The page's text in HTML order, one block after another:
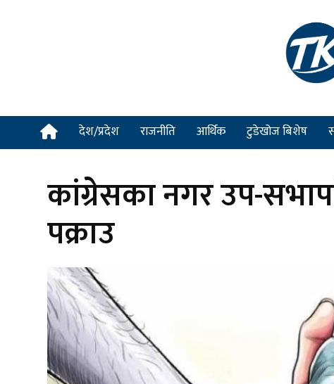
देश/प्रदेश राजनीति आर्थिक टुडेखोज बिशेष
कांग्रेसका नगर उप-
पक्राउ